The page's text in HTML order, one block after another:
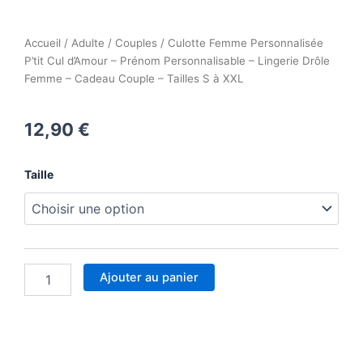
Accueil / Adulte / Couples / Culotte Femme Personnalisée
P’tit Cul d’Amour – Prénom Personnalisable – Lingerie Drôle
Femme – Cadeau Couple – Tailles S à XXL
12,90 €
Taille
quantité
Culotte
P’tit
Cul
d’Amour
–
Ajouter au panier